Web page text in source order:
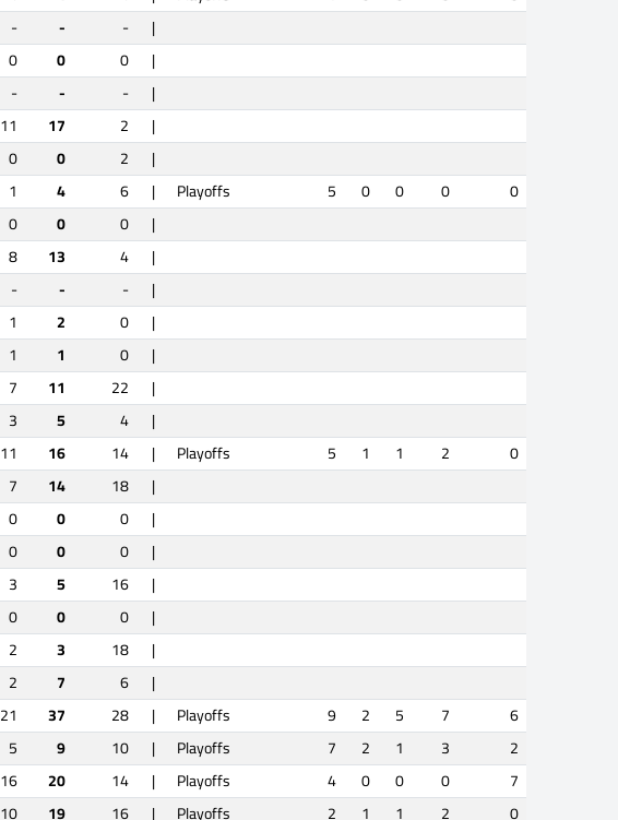
- - -
|
0 0 0
|
- - -
|
11 17 2
|
0 0 2
|
1 4 6 | Playoffs 5 0 0 0
0
0 0 0
|
8 13 4
|
- - -
|
1 2 0
|
1 1 0
|
7 11 22
|
3 5 4
|
11 16 14 | Playoffs 5 1 1 2
0
7 14 18
|
0 0 0
|
0 0 0
|
3 5 16
|
0 0 0
|
2 3 18
|
2 7 6
|
21 37 28 | Playoffs 9 2 5 7
6
5 9 10 | Playoffs 7 2 1 3
2
16 20 14 | Playoffs 4 0 0 0
7
10 19 16 | Playoffs 2 1 1 2 0